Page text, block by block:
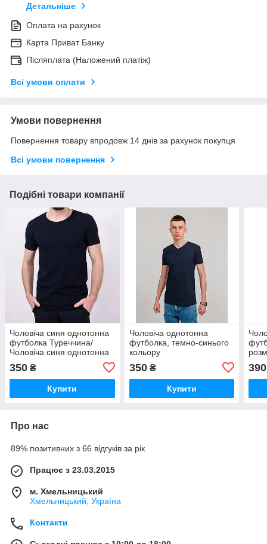
Детальніше
Оплата на рахунок
Карта Приват Банку
Післяплата (Наложений платіж)
Всі умови оплати
Умови повернення
Повернення товару впродовж 14 днів за рахунок покупця
Всі умови повернення
Подібні товари компанії
Чоловіча синя однотонна
футболка Туреччина/
Чоловіча синя однотонна
350 ₴
Купити
Чоловіча однотонна
футболка, темно-синього
кольору
350₴
Купити
390
Про нас
89% позитивних з 66 відгуків за рік
Працює з 23.03.2015
м. Хмельницький
Хмельницький, Україна
Контакти